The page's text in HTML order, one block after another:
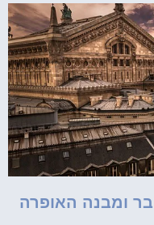
ומבנה האופרה